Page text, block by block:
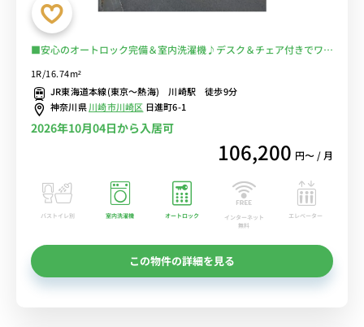
■安心のオートロック完備＆室内洗濯機♪デスク＆チェア付きでワー
ら多数の路線が利用可能/東京・秋葉原・横浜まで乗換なし/コンビニ
至近■選べるWi-Fi格安レンタル中！
1R/16.74m²
JR東海道本線(東京～熱海) 川崎駅 徒歩9分
神奈川県川崎市川崎区 日進町6-1
2026年10月04日から入居可
106,200 円〜 / 月
バストイレ別 室内洗濯機 オートロック
インターネット
無料
エレベーター
この物件の詳細を見る